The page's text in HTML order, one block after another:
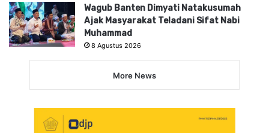
Wagub Banten Dimyati Natakusumah
Ajak Masyarakat Teladani Sifat Nabi
Muhammad
8 Agustus 2026
More News